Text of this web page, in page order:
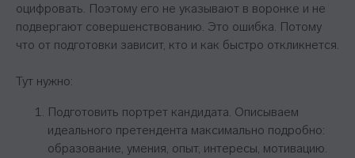
оцифровать. Поэтому его не указывают в воронке и не
подвергают совершенствованию. Это ошибка. Потому
что от подготовки зависит, кто и как быстро откликнется.
Тут нужно:
Подготовить портрет кандидата. Описываем
идеального претендента максимально подробно:
образование, умения, опыт, интересы, мотивацию.